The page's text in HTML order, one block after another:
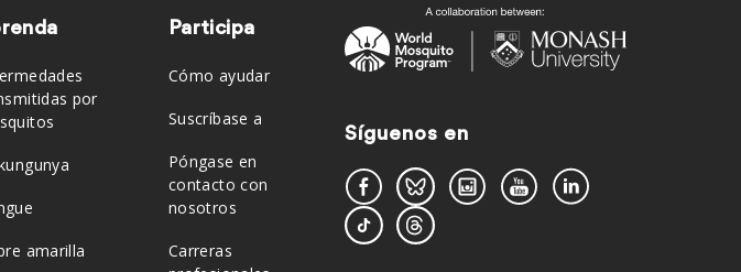
por
amarilla
Participa
Cómo ayudar
Suscríbase a
Póngase en
contacto con
nosotros
Carreras
Síguenos en